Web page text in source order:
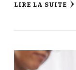
LIRE LA SUITE